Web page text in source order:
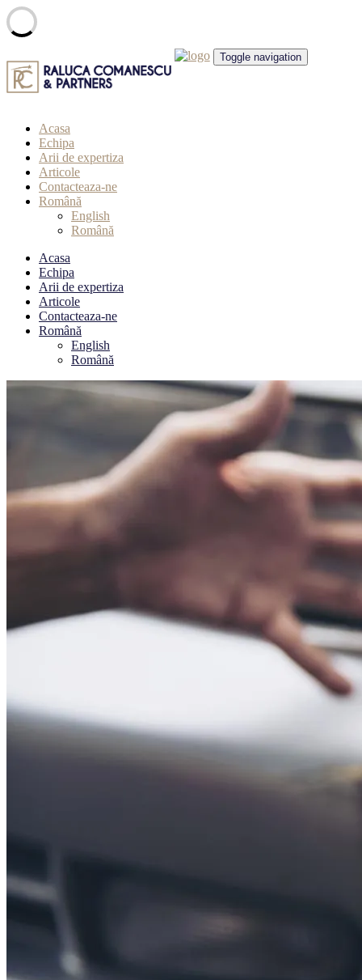
to
content
Toggle navigation
Acasa
Echipa
Arii de expertiza
Articole
Contacteaza-ne
Română
English
Română
Acasa
Echipa
Arii de expertiza
Articole
Contacteaza-ne
Română
English
Română